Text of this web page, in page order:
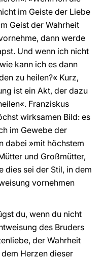
im Geiste der Liebe
Geist der Wahrheit
dann werde
Und wenn ich nicht
kann ich es dann
zu heilen?« Kurz,
ist ein Akt, der dazu
Franziskus
wirksamen Bild: es
im Gewebe der
dabei »mit höchstem
und Großmütter,
dies sei der Stil, in dem
vornehmen
du, wenn du nicht
des Bruders
der Wahrheit
Herzen dieser